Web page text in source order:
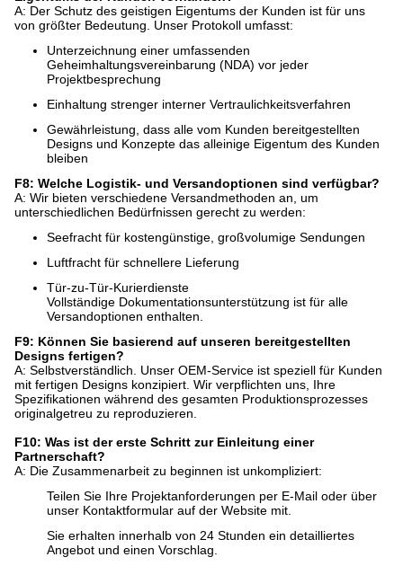
A: Der Schutz des geistigen Eigentums der Kunden ist für uns
von größter Bedeutung. Unser Protokoll umfasst:
Unterzeichnung einer umfassenden
Geheimhaltungsvereinbarung (NDA) vor jeder
Projektbesprechung
Einhaltung strenger interner Vertraulichkeitsverfahren
Gewährleistung, dass alle vom Kunden bereitgestellten
Designs und Konzepte das alleinige Eigentum des Kunden
bleiben
F8: Welche Logistik- und Versandoptionen sind verfügbar?
A: Wir bieten verschiedene Versandmethoden an, um
unterschiedlichen Bedürfnissen gerecht zu werden:
Seefracht für kostengünstige, großvolumige Sendungen
Luftfracht für schnellere Lieferung
Tür-zu-Tür-Kurierdienste
Vollständige Dokumentationsunterstützung ist für alle
Versandoptionen enthalten.
F9: Können Sie basierend auf unseren bereitgestellten
Designs fertigen?
A: Selbstverständlich. Unser OEM-Service ist speziell für Kunden
mit fertigen Designs konzipiert. Wir verpflichten uns, Ihre
Spezifikationen während des gesamten Produktionsprozesses
originalgetreu zu reproduzieren.
F10: Was ist der erste Schritt zur Einleitung einer
Partnerschaft?
A: Die Zusammenarbeit zu beginnen ist unkompliziert:
Teilen Sie Ihre Projektanforderungen per E-Mail oder über
unser Kontaktformular auf der Website mit.
Sie erhalten innerhalb von 24 Stunden ein detailliertes
Angebot und einen Vorschlag.